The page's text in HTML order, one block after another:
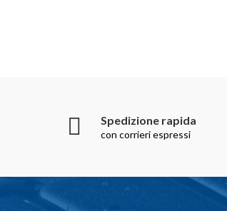
Spedizione rapida
con corrieri espressi